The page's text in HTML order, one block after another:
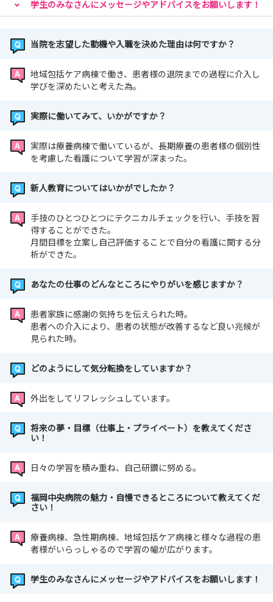
学生のみなさんにメッセージやアドバイスをお願いします！
当院を志望した動機や入職を決めた理由は何ですか？
地域包括ケア病棟で働き、患者様の退院までの過程に介入し
学びを深めたいと考えた為。
実際に働いてみて、いかがですか？
実際は療養病棟で働いているが、長期療養の患者様の個別性
を考慮した看護について学習が深まった。
新人教育についてはいかがでしたか？
手技のひとつひとつにテクニカルチェックを行い、手技を習
得することができた。
月間目標を立案し自己評価することで自分の看護に関する分
析ができた。
あなたの仕事のどんなところにやりがいを感じますか？
患者家族に感謝の気持ちを伝えられた時。
患者への介入により、患者の状態が改善するなど良い兆候が
見られた時。
どのようにして気分転換をしていますか？
外出をしてリフレッシュしています。
将来の夢・目標（仕事上・プライベート）を教えてくださ
い！
日々の学習を積み重ね、自己研鑽に努める。
福岡中央病院の魅力・自慢できるところについて教えてくだ
さい！
療養病棟、急性期病棟、地域包括ケア病棟と様々な過程の患
者様がいらっしゃるので学習の幅が広がります。
学生のみなさんにメッセージやアドバイスをお願いします！